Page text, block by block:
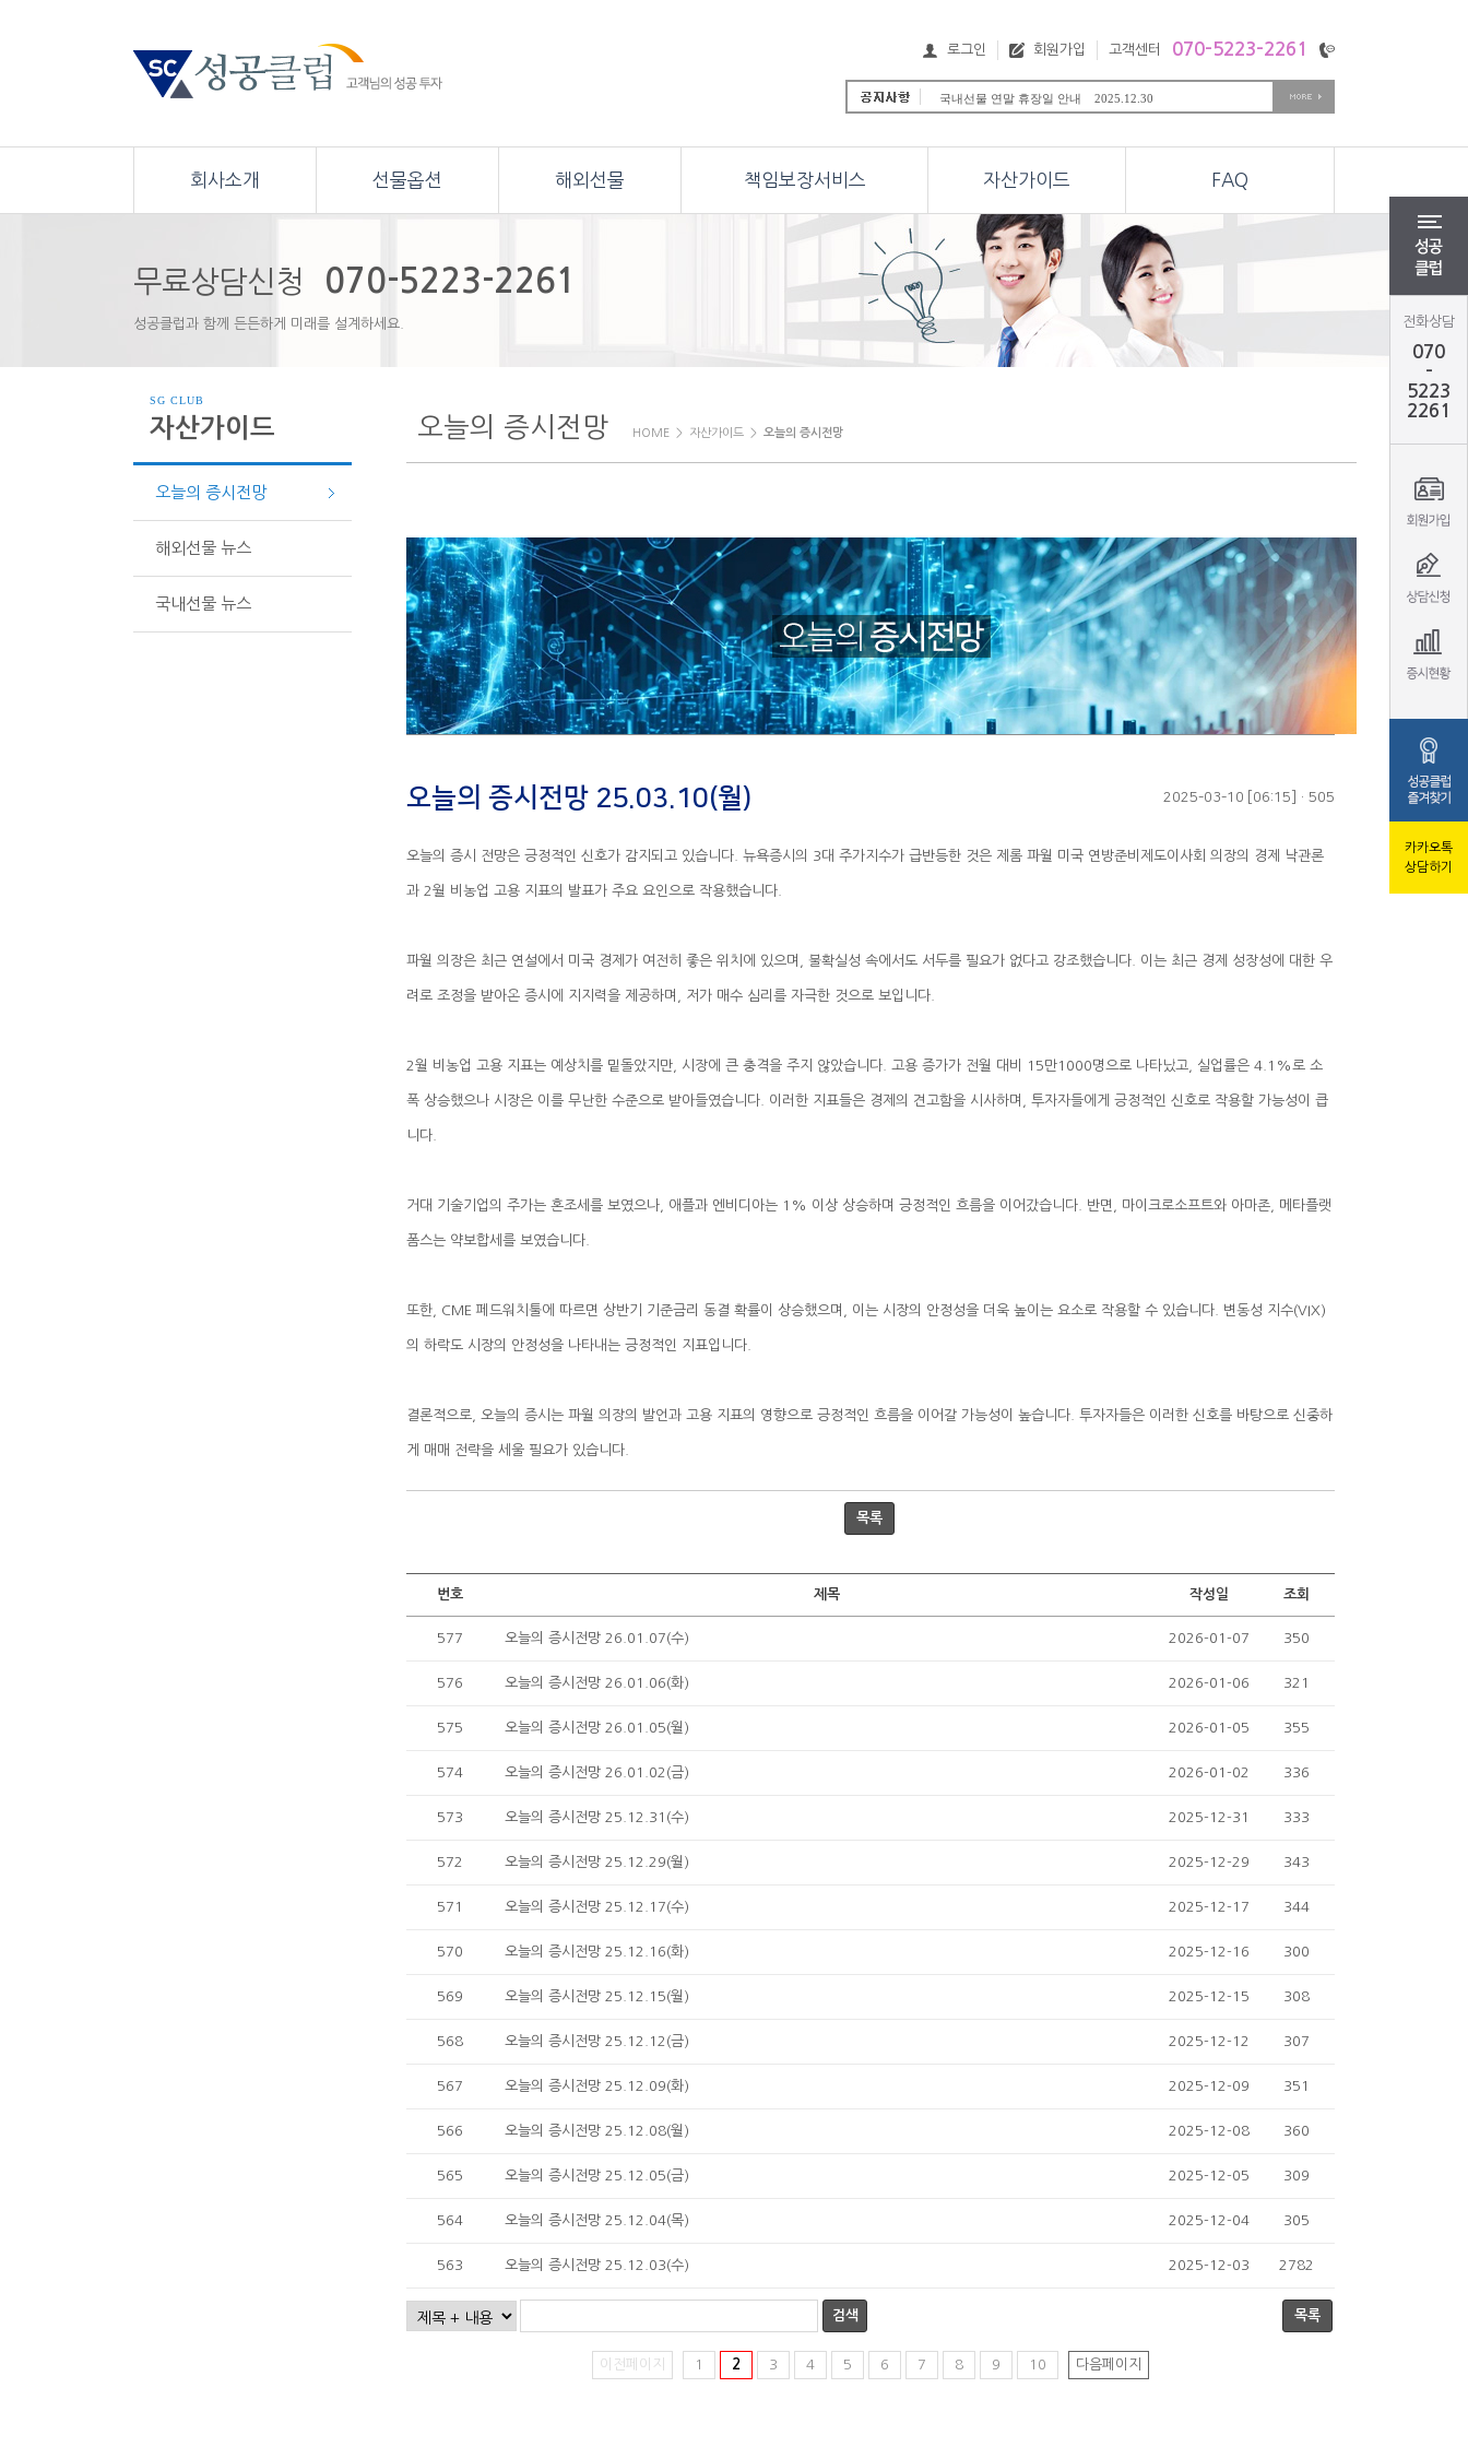
로그인 회원가입 고객센터 070-5223-2261
국내선물 연말 휴장일 안내 2025.12.30
해외선물 미국 Day after Th.. 2025.11.28
국내선물옵션 동시 만기일 안내 2025.09.11
해외선물 M오일 월물변경 안내 2025.08.19
국내선물,옵션 광복절 관련 휴장안내 2025.08.13
[안내] 해외선물 미국 Preside.. 2025.02.17
New Year Eve 항셍,M항셍.. 2025.12.30
회사소개 선물옵션 해외선물 책임보장서비스 자산가이드 FAQ
전화상담
070
-
5223
2261
카카오톡
상담하기
무료상담신청 070-5223-2261
성공클럽과 함께 든든하게 미래를 설계하세요.
SG CLUB
자산가이드
오늘의 증시전망
해외선물 뉴스
국내선물 뉴스
오늘의 증시전망 HOME > 자산가이드 > 오늘의 증시전망
오늘의 증시전망 25.03.10(월) 2025-03-10 [06:15] · 505
과 2월 비농업 고용 지표의 발표가 주요 요인으로 작용했습니다.
려로 조정을 받아온 증시에 지지력을 제공하며, 저가 매수 심리를 자극한 것으로 보입니다.
니다.
폼스는 약보합세를 보였습니다.
의 하락도 시장의 안정성을 나타내는 긍정적인 지표입니다.
게 매매 전략을 세울 필요가 있습니다.
목록
번호 제목 작성일 조회
577 오늘의 증시전망 26.01.07(수) 2026-01-07 350
576 오늘의 증시전망 26.01.06(화) 2026-01-06 321
575 오늘의 증시전망 26.01.05(월) 2026-01-05 355
574 오늘의 증시전망 26.01.02(금) 2026-01-02 336
573 오늘의 증시전망 25.12.31(수) 2025-12-31 333
572 오늘의 증시전망 25.12.29(월) 2025-12-29 343
571 오늘의 증시전망 25.12.17(수) 2025-12-17 344
570 오늘의 증시전망 25.12.16(화) 2025-12-16 300
569 오늘의 증시전망 25.12.15(월) 2025-12-15 308
568 오늘의 증시전망 25.12.12(금) 2025-12-12 307
567 오늘의 증시전망 25.12.09(화) 2025-12-09 351
566 오늘의 증시전망 25.12.08(월) 2025-12-08 360
565 오늘의 증시전망 25.12.05(금) 2025-12-05 309
564 오늘의 증시전망 25.12.04(목) 2025-12-04 305
563 오늘의 증시전망 25.12.03(수) 2025-12-03 2782
검색 목록
이전페이지 1 2 3 4 5 6 7 8 9 10 다음페이지